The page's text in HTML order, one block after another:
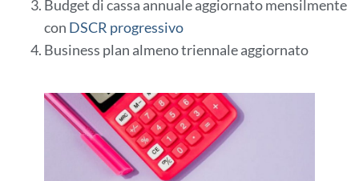
Budget di cassa annuale aggiornato mensilmente
con DSCR progressivo
Business plan almeno triennale aggiornato